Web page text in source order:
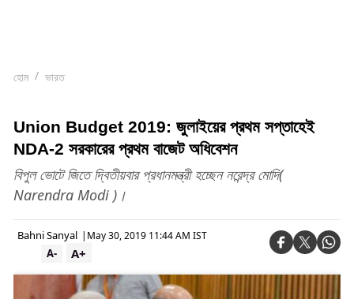
হোম ভারত
Union Budget 2019: জুলাইয়ের প্রথম সপ্তাহেই
N‌DA-2 সরকারের প্রথম বাজেট অধিবেশন
বিপুল ভোটে জিতে দ্বিতীয়বার প্রধানমন্ত্রী হচ্ছেন নরেন্দ্র মোদি(
Narendra Modi )।
Bahni Sanyal | May 30, 2019 11:44 AM IST
A+
A-